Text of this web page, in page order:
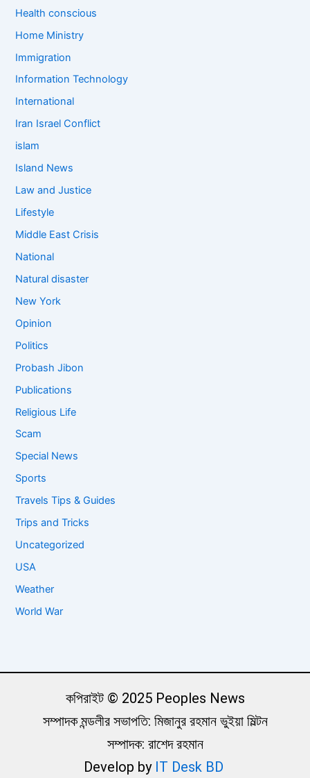
Health conscious
Home Ministry
Immigration
Information Technology
International
Iran Israel Conflict
islam
Island News
Law and Justice
Lifestyle
Middle East Crisis
National
Natural disaster
New York
Opinion
Politics
Probash Jibon
Publications
Religious Life
Scam
Special News
Sports
Travels Tips & Guides
Trips and Tricks
Uncategorized
USA
Weather
World War
কপিরাইট © 2025 Peoples News
সম্পাদক মন্ডলীর সভাপতি: মিজানুর রহমান ভুইয়া মিল্টন
সম্পাদক: রাশেদ রহমান
Develop by IT Desk BD